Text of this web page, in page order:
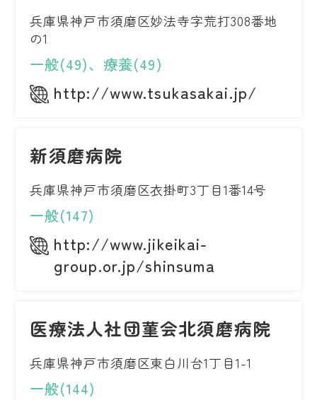
兵庫県神戸市須磨区妙法寺字荒打308番地
の1
一般(49)、療養(49)
http://www.tsukasakai.jp/
新須磨病院
兵庫県神戸市須磨区衣掛町3丁目1番14号
一般(147)
http://www.jikeikai-
group.or.jp/shinsuma
医療法人社団菫会北須磨病院
兵庫県神戸市須磨区東白川台1丁目1-1
一般(144)